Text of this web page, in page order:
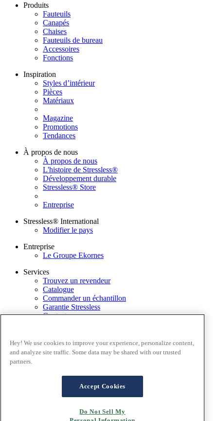
Produits
Fauteuils
Canapés
Chaises
Fauteuils de bureau
Accessoires
Fonctions
Inspiration
Styles d’intérieur
Pièces
Matériaux
Magazine
Promotions
Tendances
À propos de nous
À propos de nous
L'histoire de Stressless®
Développement durable
Stressless® Store
Entreprise
Stressless® International
Modifier le pays
Entreprise
Le Groupe Ekornes
Services
Trouvez un revendeur
Catalogue
Commander un échantillon
Garantie Stressless
Contactez-nous
Conditions générales
Politique de confidentialité
Garantie
FAQ – Ventes en ligne
Hey! We use cookies to improve your experience, personalize content,
and analyze site traffic. Some data may be shared with our trusted
partners.
Accept Cookies
Do Not Sell My